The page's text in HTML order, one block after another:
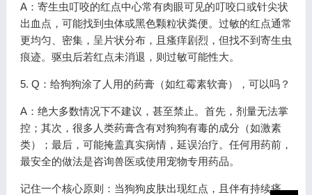
A：寄生虫叮咬的红点中心常有肉眼可见的叮咬口或针尖状
出血点，可能找到虫体或黑色颗粒状粪便。过敏的红点通常
更均匀、密集，呈片状分布，且瘙痒剧烈，但找不到寄生虫
痕迹。驱虫后若红点未消退，则过敏可能性大。
5. Q：给狗狗涂了人用的药膏（如红霉素软膏），可以吗？
A：绝大多数情况下不建议，甚至禁止。首先，剂量无法掌
控；其次，很多人类药膏含有对狗狗有毒的成分（如激素
类）；最后，可能掩盖真实病情，延误治疗。任何用药前，
最安全的做法是咨询兽医或使用宠物专用药品。
记住一个核心原则：当狗狗皮肤出现红点，且伴有持续瘙